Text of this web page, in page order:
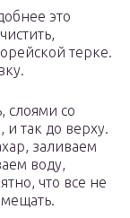
это
терке.
слоями со
и так до верху.
заливаем
воду,
что все не